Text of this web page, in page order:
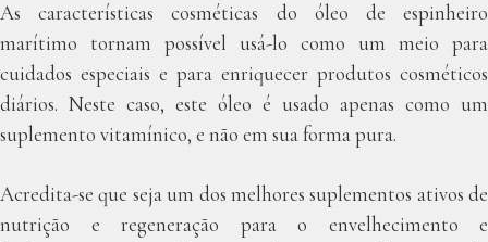
As características cosméticas do óleo de espinheiro
marítimo tornam possível usá-lo como um meio para
cuidados especiais e para enriquecer produtos cosméticos
diários. Neste caso, este óleo é usado apenas como um
suplemento vitamínico, e não em sua forma pura.
Acredita-se que seja um dos melhores suplementos ativos de
nutrição e regeneração para o envelhecimento e